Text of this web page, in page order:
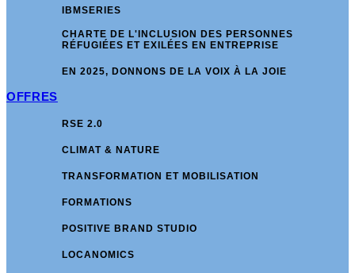
IBMSERIES
CHARTE DE L'INCLUSION DES PERSONNES
RÉFUGIÉES ET EXILÉES EN ENTREPRISE
EN 2025, DONNONS DE LA VOIX À LA JOIE
OFFRES
RSE 2.0
CLIMAT & NATURE
TRANSFORMATION ET MOBILISATION
FORMATIONS
POSITIVE BRAND STUDIO
LOCANOMICS